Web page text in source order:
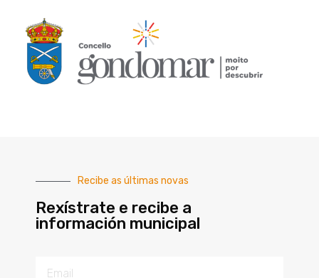
Recibe as últimas novas
Rexístrate e recibe a
información municipal